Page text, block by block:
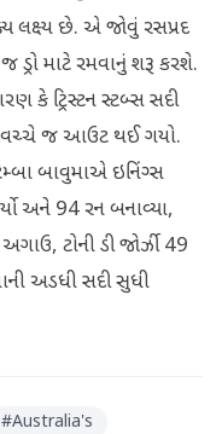
છે. એ જોવું રસપ્રદ
ડ્રો માટે રમવાનું શરૂ કરશે.
કે ટ્રિસ્ટન સ્ટબ્સ સદી
વચ્ચે જ આઉટ થઈ ગયો.
ટેમ્બા બાવુમાએ ઇનિંગ્સ
અને 94 રન બનાવ્યા,
ટોની ડી જોર્ઝી 49
અડધી સદી સુધી
#Australia's